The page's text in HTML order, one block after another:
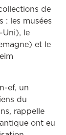
de
: les musées
Uni), le
et le
ef, un
du
rappelle
ont eu